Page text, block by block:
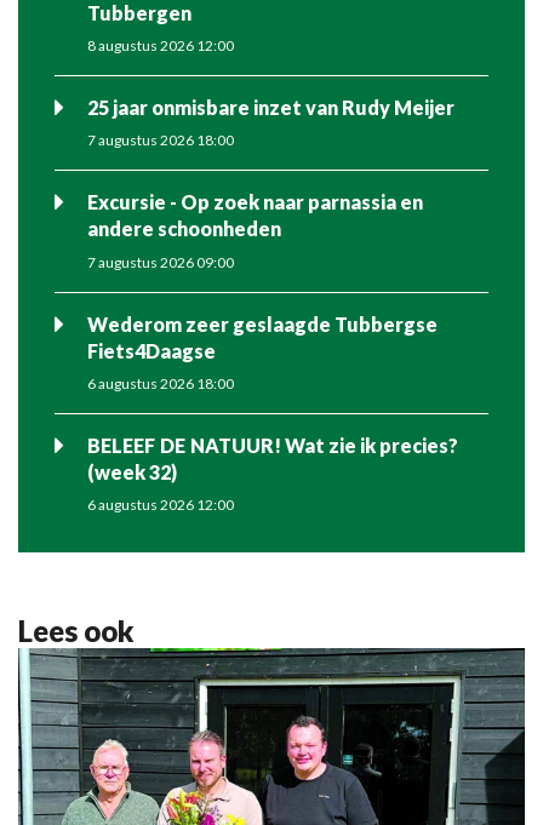
Tubbergen
8 augustus 2026 12:00
25 jaar onmisbare inzet van Rudy Meijer
7 augustus 2026 18:00
Excursie - Op zoek naar parnassia en
andere schoonheden
7 augustus 2026 09:00
Wederom zeer geslaagde Tubbergse
Fiets4Daagse
6 augustus 2026 18:00
BELEEF DE NATUUR! Wat zie ik precies?
(week 32)
6 augustus 2026 12:00
Lees ook